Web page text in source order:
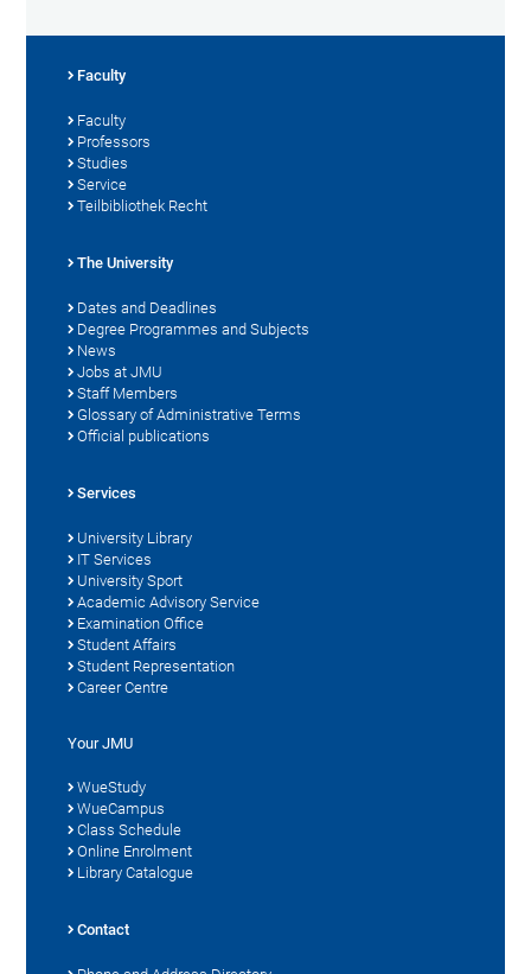
Faculty
Faculty
Professors
Studies
Service
Teilbibliothek Recht
The University
Dates and Deadlines
Degree Programmes and Subjects
News
Jobs at JMU
Staff Members
Glossary of Administrative Terms
Official publications
Services
University Library
IT Services
University Sport
Academic Advisory Service
Examination Office
Student Affairs
Student Representation
Career Centre
Your JMU
WueStudy
WueCampus
Class Schedule
Online Enrolment
Library Catalogue
Contact